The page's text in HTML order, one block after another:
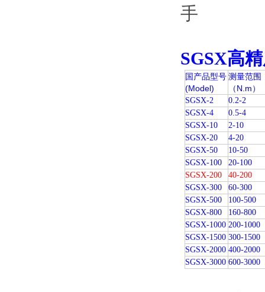
SGSX高
国产品型号
(Model)
测量范围
（N.m）
SGSX-2
0.2-2
SGSX-4
0.5-4
SGSX-10
2-10
SGSX-20
4-20
SGSX-50
10-50
SGSX-100
20-100
SGSX-200
40-200
SGSX-300
60-300
SGSX-500
100-500
SGSX-800
160-800
SGSX-1000 200-1000
SGSX-1500 300-1500
SGSX-2000 400-2000
SGSX-3000 600-3000